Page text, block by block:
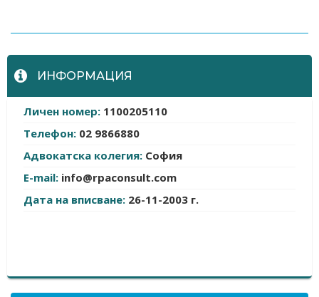
ИНФОРМАЦИЯ
Личен номер: 1100205110
Телефон: 02 9866880
Адвокатска колегия: София
E-mail: info@rpaconsult.com
Дата на вписване: 26-11-2003 г.